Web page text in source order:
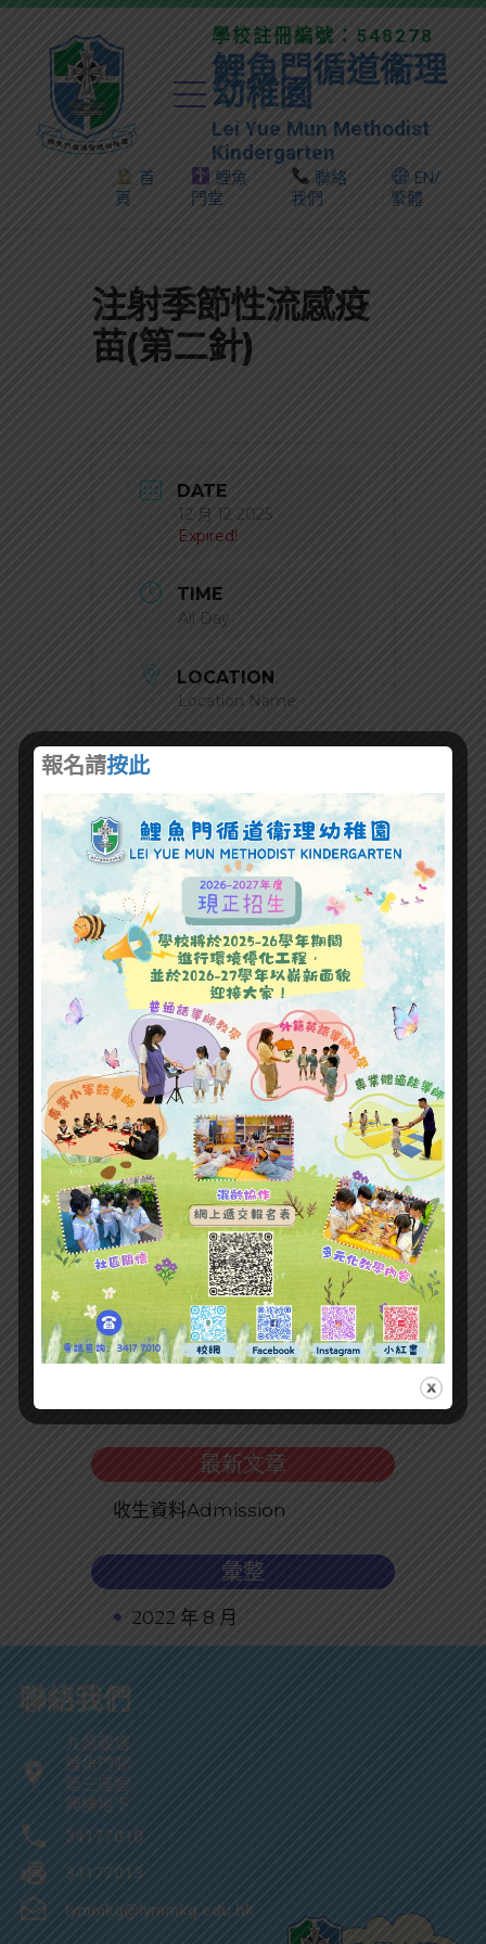
學校註冊編號：548278
鯉魚門循道衞理
幼稚園
Lei Yue Mun Methodist
Kindergarten
首
頁
鯉魚
門堂
聯絡
我們
EN/
繁體
注射季節性流感疫
苗(第二針)
DATE
12 月 12 2025
Expired!
TIME
All Day
LOCATION
Location Name
+ Add to Google Calendar
+ iCal / Outlook export
SHARE THIS EVENT
最新文章
收生資料Admission
彙整
2022 年 8 月
聯絡我們
九龍觀塘
鯉魚門邨
第三座鯉
興樓地下
34177010
34177013
lymmkg@lymmkg.edu.hk
報名請按此